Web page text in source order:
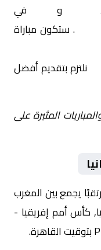
و
في
. ستكون مباراة
نلتزم بتقديم أفضل
المثيرة على
01-04 لقاءً مرتقبًا يجمع بين المغرب
كأس أمم إفريقيا -